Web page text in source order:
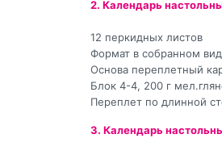
2. Календарь
12 перкидных листов
Формат в собранном
Основа переплетный
Блок 4-4, 200 г
Переплет по длинной
3. Календарь